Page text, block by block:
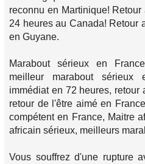
reconnu en Martinique!
24 heures au Canada! Retour
en Guyane.
Marabout sérieux en
meilleur marabout sérieux
immédiat en 72 heures, retour
retour de l'être aimé en
compétent en France, Maitre
africain sérieux, meilleurs
Vous souffrez d'une rupture